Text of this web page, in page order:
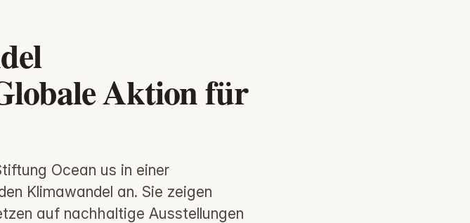
Aktion für
Ocean us in einer
Klimawandel an. Sie zeigen
auf nachhaltige Ausstellungen